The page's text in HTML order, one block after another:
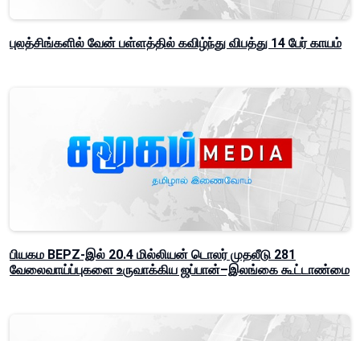
புலத்சிங்களில் வேன் பள்ளத்தில் கவிழ்ந்து விபத்து 14 பேர் காயம்
பியகம BEPZ-இல் 20.4 மில்லியன் டொலர் முதலீடு 281
வேலைவாய்ப்புகளை உருவாக்கிய ஜப்பான்–இலங்கை கூட்டாண்மை